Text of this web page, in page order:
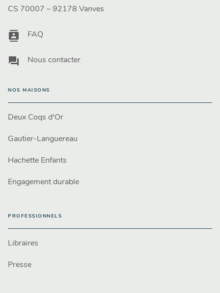
CS 70007 – 92178 Vanves
contacts FAQ
question_answer Nous contacter
NOS MAISONS
Deux Coqs d'Or
Gautier-Languereau
Hachette Enfants
Engagement durable
PROFESSIONNELS
Libraires
Presse